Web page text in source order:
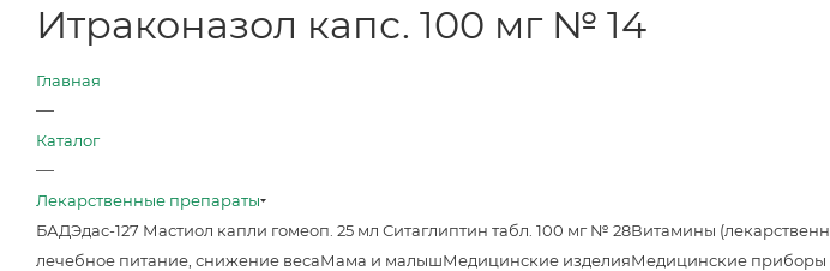
Итраконазол капс. 100 мг № 14
Главная
—
Каталог
—
Лекарственные препараты
БАДЭдас-127 Мастиол капли гомеоп. 25 мл Ситаглиптин табл. 100 мг № 28Витамины
лечебное питание, снижение весаМама и малышМедицинские изделияМедицинские приборы